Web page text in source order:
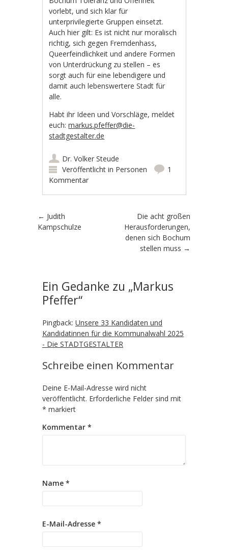
vorlebt, und sich klar für
unterprivilegierte Gruppen einsetzt.
Auch hier gilt: Es ist nicht nur moralisch
richtig, sich gegen Fremdenhass,
Queerfeindlichkeit und andere Formen
von Unterdrückung zu stellen – es
sorgt auch für eine lebendigere und
damit auch lebenswertere Stadt für
alle.
Habt ihr Ideen und Vorschläge, meldet
euch:markus.pfeffer@die-
stadtgestalter.de
Dr. Volker Steude
Veröffentlicht in Personen
1
Kommentar
Artikel-Navigation
← Judith
Kampschulze
Die acht großen
Herausforderungen,
denen sich Bochum
stellen muss →
Ein Gedanke zu „Markus
Pfeffer“
Pingback: Unsere 33 Kandidaten und
Kandidatinnen für die Kommunalwahl 2025
- Die STADTGESTALTER
Schreibe einen Kommentar
Deine E-Mail-Adresse wird nicht
veröffentlicht. Erforderliche Felder sind mit
* markiert
Kommentar *
Name *
E-Mail-Adresse *